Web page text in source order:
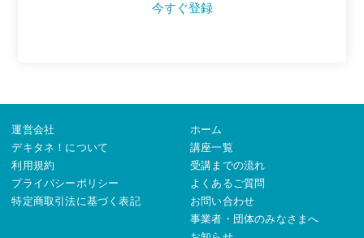
今すぐ登録
運営会社
デキタネ！について
利用規約
プライバシーポリシー
特定商取引法に基づく表記
ホーム
講座一覧
受講までの流れ
よくあるご質問
お問い合わせ
事業者・団体のみなさまへ